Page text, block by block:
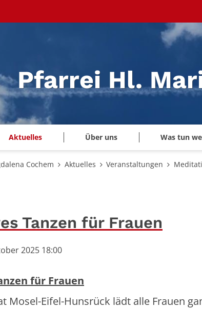
Pfarrei Hl.
Aktuelles Über uns Was tun
Cochem Aktuelles Veranstaltungen
Tanzen für Frauen
2025 18:00
für Frauen
Mosel-Eifel-Hunsrück lädt alle Frauen